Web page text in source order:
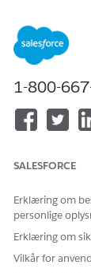
Tilgængelig i:
Hvis du vil
objektet
Find og
Du kan
der er
1-800-
SALESFORCE
Erklæring om
personlige
Erklæring om
Vilkår for